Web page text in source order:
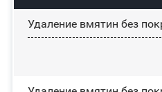
Удаление вмятин без